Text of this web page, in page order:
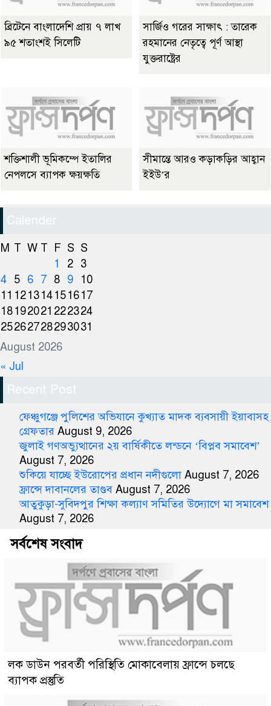
ব্রিটেনে বাংলাদেশি প্রায় ৭ লাখ
৯৫ শতাংশই সিলেটি
সার্জিও গরের সাক্ষাৎ : তারেক
রহমানের নেতৃত্বে পূর্ণ আস্থা
যুক্তরাষ্ট্রের
শক্তিশালী ভূমিকম্পে ইতালির
নেপলসে ব্যাপক ক্ষয়ক্ষতি
সীমান্তে আরও কড়াকড়ির আহ্বান
ইইউ’র
Calender
August 2026
M T W T F S S
1
2 3
4 5 6 7 8 9
10
11 121314151617
18192021 222324
25262728293031
« Jul
Recent Post
ফেঞ্চুগঞ্জে পুলিশের অভিযানে কুখ্যাত মাদক ব্যবসায়ী ইয়াবাসহ
গ্রেফতার August 9, 2026
জুলাই গণঅভ্যুত্থানের ২য় বার্ষিকীতে লন্ডনে ‘বিপ্লব সমাবেশ’
August 7, 2026
শুকিয়ে যাচ্ছে ইউরোপের প্রধান নদীগুলো August 7, 2026
ফ্রান্সে দাবানলের তাণ্ডব August 7, 2026
আতুকুড়া-সুবিদপুর শিক্ষা কল্যাণ সমিতির উদ্যোগে মা সমাবেশ
August 7, 2026
সর্বশেষ সংবাদ
লক ডাউন পরবর্তী পরিস্থিতি মোকাবেলায় ফ্রান্সে চলছে
ব্যাপক প্রস্তুতি